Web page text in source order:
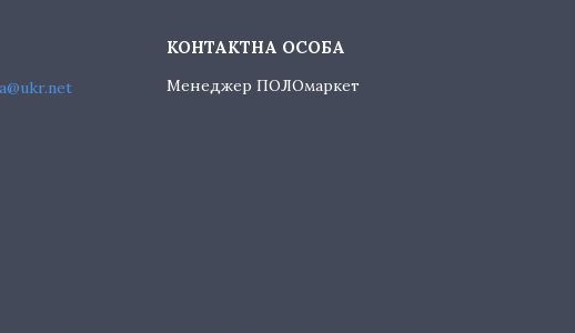
Менеджер ПОЛОмаркет